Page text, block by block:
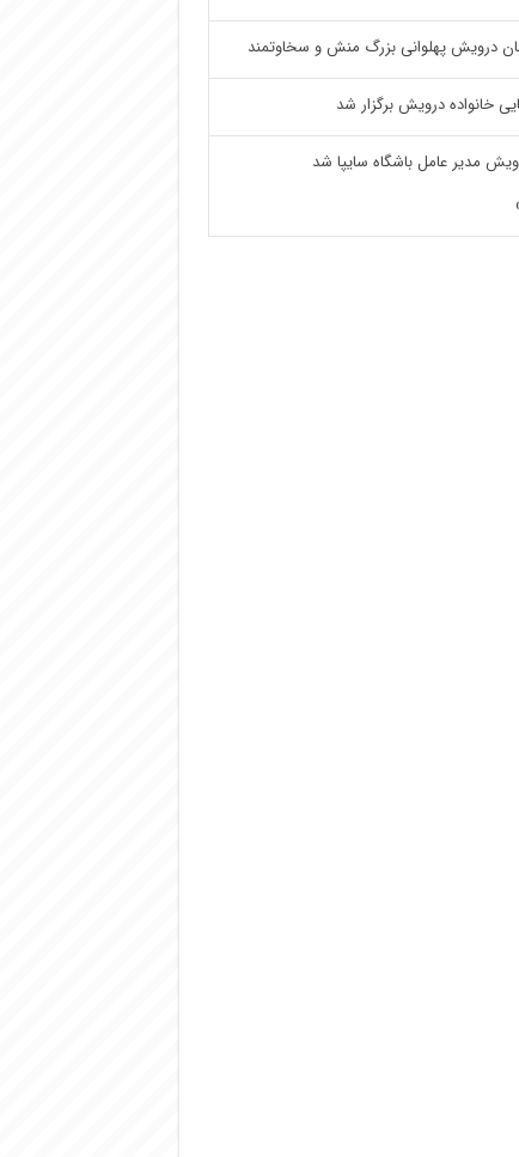
درویش پهلوانی بزرگ منش و سخاوتمند
خانواده درویش برگزار شد
مدیر عامل باشگاه سایپا شد